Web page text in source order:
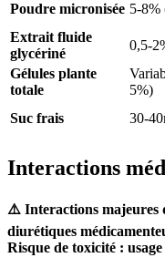
Poudre micronisée 5-8%
Extrait fluide
glycériné
0,5-
Gélules plante
totale
5%)
Suc frais
30-
Interactions
⚠️ Interactions majeures
diurétiques
Risque de toxicité :